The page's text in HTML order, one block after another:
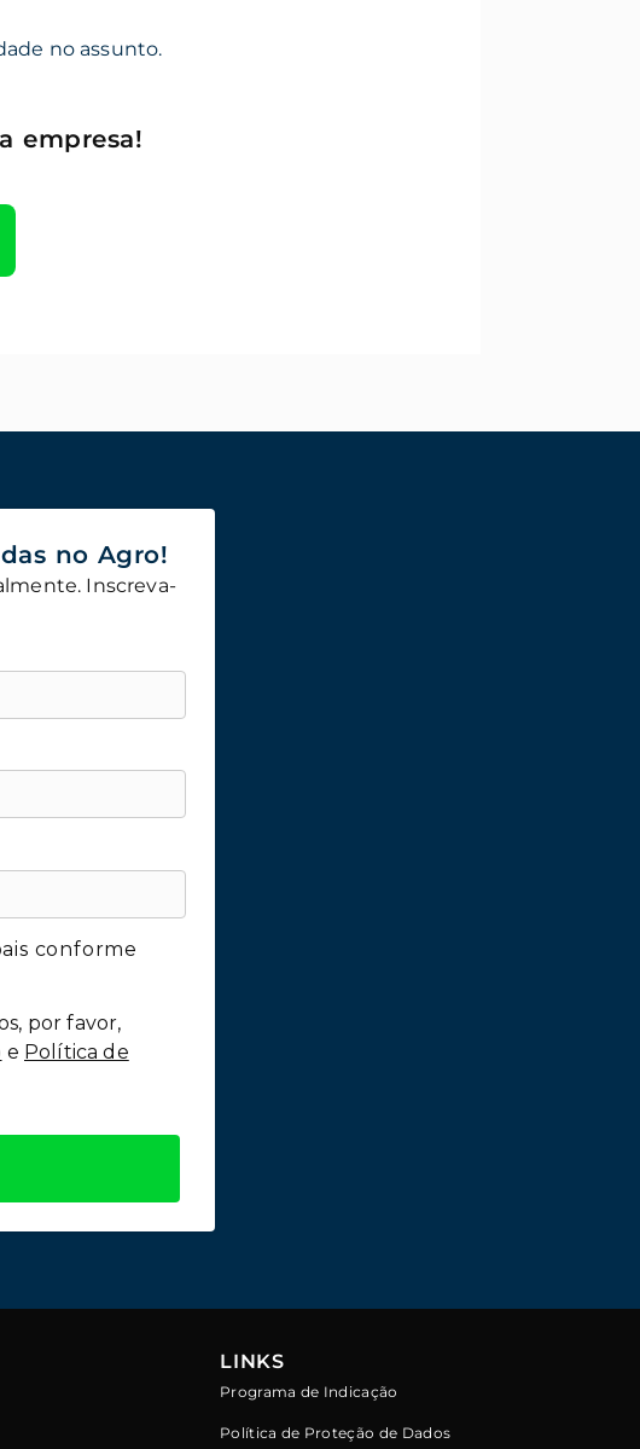
no assunto.
empresa!
no Agro!
Inscreva-
conforme
por favor,
e Política de
LINKS
Programa de Indicação
Política de Proteção de Dados